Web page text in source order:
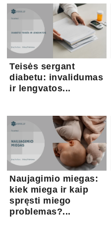
Teisės sergant
diabetu: invalidumas
ir lengvatos...
Naujagimio miegas:
kiek miega ir kaip
spręsti miego
problemas?...